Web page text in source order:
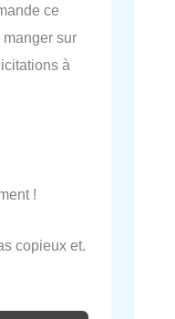
ce
sur
à
!
copieux et.